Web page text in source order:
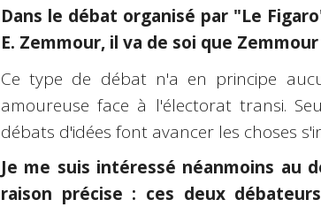
Dans le débat organisé par "Le
E. Zemmour, il va de soi que
Ce type de débat n'a en principe
amoureuse face à l'électorat transi.
débats d'idées font avancer les choses
Je me suis intéressé néanmoins au
raison précise : ces deux